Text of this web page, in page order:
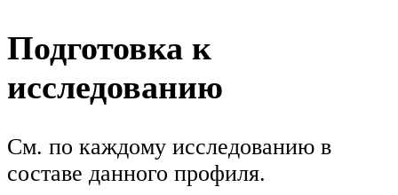
Подготовка к
исследованию
См. по каждому исследованию в
составе данного профиля.